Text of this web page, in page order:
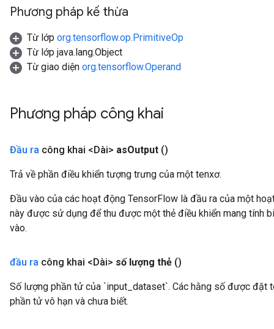
Phương pháp kế thừa
Từ lớp org.tensorflow.op.PrimitiveOp
Từ lớp java.lang.Object
Từ giao diện org.tensorflow.Operand
Phương pháp công khai
Đầu ra công khai <Dài> asOutput ()
Trả về phần điều khiển tượng trưng của một tenxơ.
Đầu vào của các hoạt động TensorFlow là đầu ra của một
này được sử dụng để thu được một thẻ điều khiển mang tính
vào.
đầu ra công khai <Dài> số lượng thẻ ()
Số lượng phần tử của `input_dataset`. Các hằng số được
phần tử vô hạn và chưa biết.